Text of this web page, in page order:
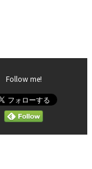
Follow me!